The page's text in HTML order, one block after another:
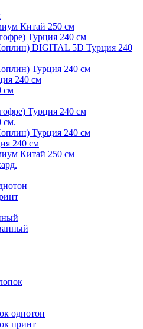
Китай 250 см
Турция 240 см
DIGITAL 5D Турция 240
Турция 240 см
240 см
см
Турция 240 см
см.
Турция 240 см
240 см
Китай 250 см
однотон
принт